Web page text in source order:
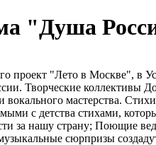
"Душа
проект "Лето в Москве",
Творческие коллективы
вокального мастерства.
с детства стихами,
за нашу страну; Поющие
сюрпризы